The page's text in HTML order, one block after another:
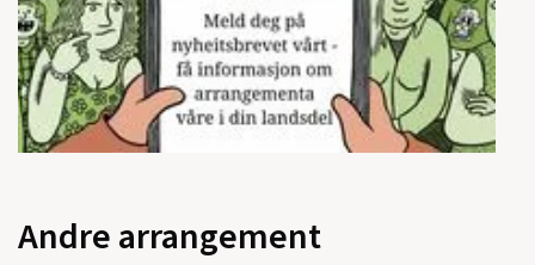
Andre arrangement